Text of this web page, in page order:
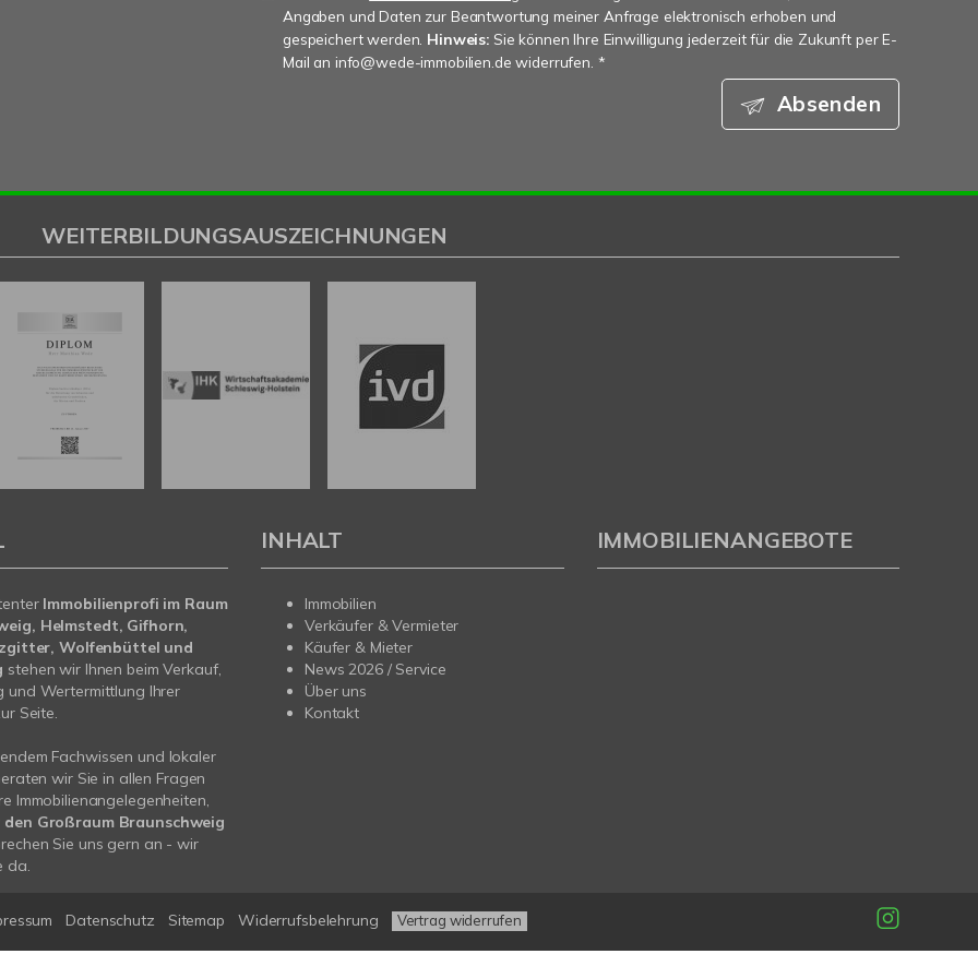
Angaben und Daten zur Beantwortung meiner Anfrage elektronisch erhoben und
gespeichert werden. Hinweis:Sie können Ihre Einwilligung jederzeit für die Zukunft per E-
Mail an info@wede-immobilien.de widerrufen. *
Absenden
WEITERBILDUNGSAUSZEICHNUNGEN
Immobilienprofi im Raum
Helmstedt, Gifhorn,
Wolfenbüttel und
stehen wir Ihnen beim Verkauf,
und Wertermittlung Ihrer
Seite.
Fachwissen und lokaler
wir Sie in allen Fragen
Immobilienangelegenheiten,
den Großraum Braunschweig
Sie uns gern an - wir
da.
INHALT
Immobilien
Verkäufer & Vermieter
Käufer & Mieter
News 2026 / Service
Über uns
Kontakt
IMMOBILIENANGEBOTE
Datenschutz Sitemap Widerrufsbelehrung Vertrag widerrufen